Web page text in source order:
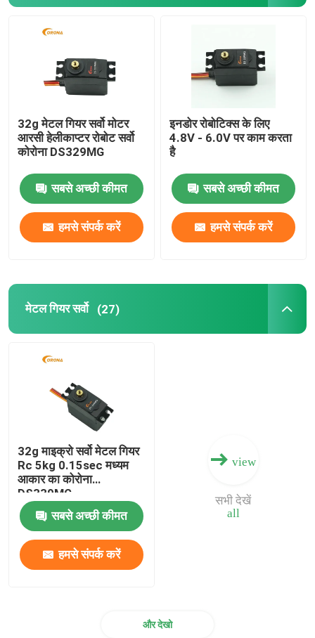
2.4 गीगाहर्ट्ज रिसीवर
32g मेटल गियर सर्वो मोटर
आरसी हेलीकाप्टर रोबोट सर्वो
कोरोना DS329MG
सबसे अच्छी कीमत
हमसे संपर्क करें
इनडोर रोबोटिक्स के लिए
4.8V - 6.0V पर काम करता
है
सबसे अच्छी कीमत
हमसे संपर्क करें
मेटल गियर सर्वो (27)
32g माइक्रो सर्वो मेटल गियर
Rc 5kg 0.15sec मध्यम
आकार का कोरोना
DS339MG
सबसे अच्छी कीमत
हमसे संपर्क करें
view
all
सभी देखें
और देखो